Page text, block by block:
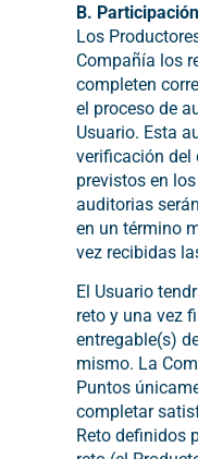
B.
Los
Compañía los
completen
el proceso de
Usuario. Esta
verificación del
previstos en
auditorias
en un término
vez recibidas
El Usuario
reto y una vez
entregable(s)
mismo. La
Puntos
completar
Reto definidos